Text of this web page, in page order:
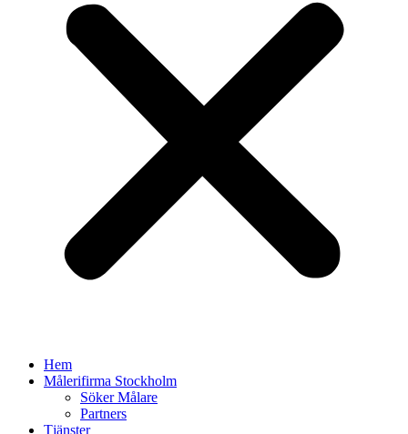
Hem
Målerifirma Stockholm
Söker Målare
Partners
Tjänster